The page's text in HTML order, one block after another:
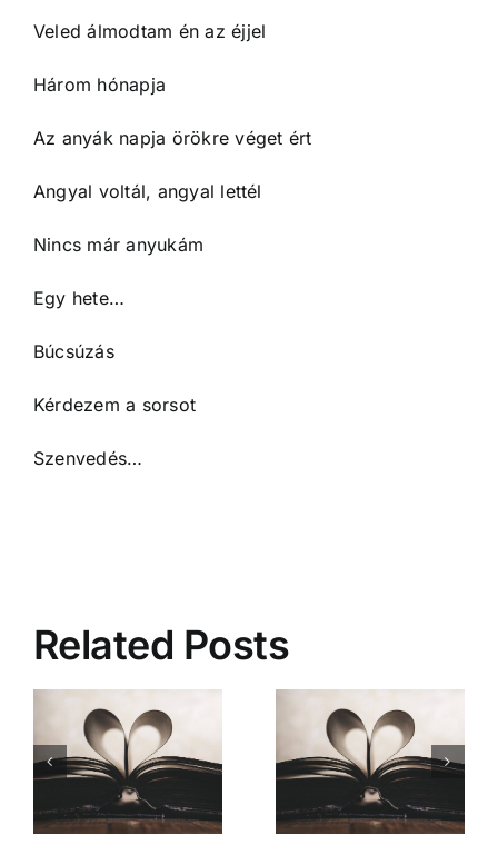
Veled álmodtam én az éjjel
Három hónapja
Az anyák napja örökre véget ért
Angyal voltál, angyal lettél
Nincs már anyukám
Egy hete…
Búcsúzás
Kérdezem a sorsot
Szenvedés…
Related Posts